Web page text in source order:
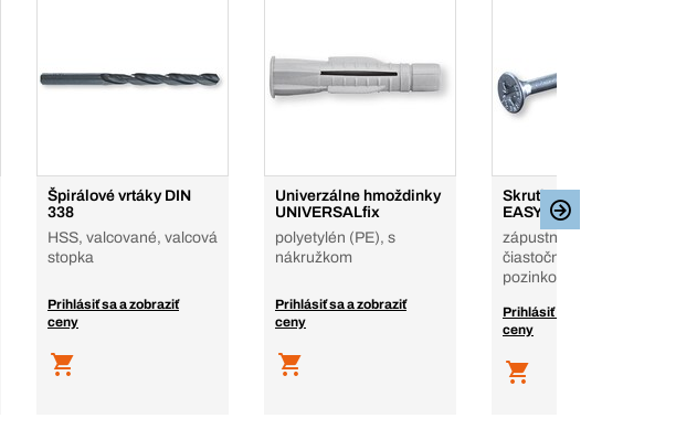
Špirálové vrtáky DIN
338
HSS, valcované, valcová
stopka
Prihlásiť sa a zobraziť
ceny
Univerzálne hmoždinky
UNIVERSALfix
polyetylén (PE), s
nákružkom
Prihlásiť sa a zobraziť
ceny
Skrutky do drevotriesky
EASYclassic
zápustná hlava, PZD ,
čiastočný závit, oceľ,
pozinkované
Prihlásiť sa a zobraziť
ceny